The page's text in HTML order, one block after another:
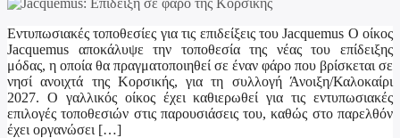
Εντυπωσιακές τοποθεσίες για τις επιδείξεις του Jacquemus Ο οίκος
Jacquemus αποκάλυψε την τοποθεσία της νέας του επίδειξης
μόδας, η οποία θα πραγματοποιηθεί σε έναν φάρο που βρίσκεται σε
νησί ανοιχτά της Κορσικής, για τη συλλογή Άνοιξη/Καλοκαίρι
2027. Ο γαλλικός οίκος έχει καθιερωθεί για τις εντυπωσιακές
επιλογές τοποθεσιών στις παρουσιάσεις του, καθώς στο παρελθόν
έχει οργανώσει […]